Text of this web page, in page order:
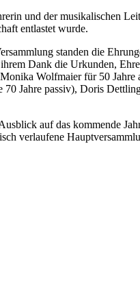
und der musikalischen
entlastet wurde.
standen die
Dank die Urkunden,
Wolfmaier für 50
70 Jahre passiv), Doris
auf das kommende
verlaufene